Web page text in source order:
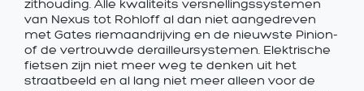
zithouding. Alle kwaliteits versnellingssystemen
van Nexus tot Rohloff al dan niet aangedreven
met Gates riemaandrijving en de nieuwste Pinion-
of de vertrouwde derailleursystemen. Elektrische
fietsen zijn niet meer weg te denken uit het
straatbeeld en al lang niet meer alleen voor de